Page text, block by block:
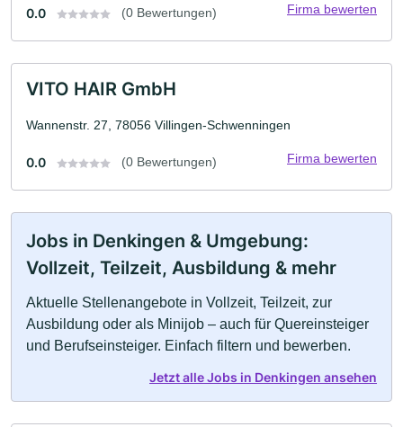
0.0 (0 Bewertungen) Firma bewerten
VITO HAIR GmbH
Wannenstr. 27, 78056 Villingen-Schwenningen
0.0 (0 Bewertungen) Firma bewerten
Jobs in Denkingen & Umgebung:
Vollzeit, Teilzeit, Ausbildung & mehr
Aktuelle Stellenangebote in Vollzeit, Teilzeit, zur
Ausbildung oder als Minijob – auch für Quereinsteiger
und Berufseinsteiger. Einfach filtern und bewerben.
Jetzt alle Jobs in Denkingen ansehen